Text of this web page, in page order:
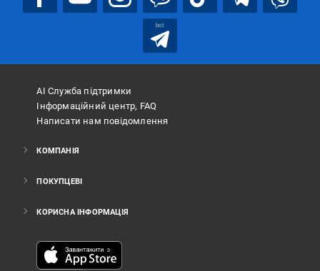
bot
АІ Служба підтримки
Інформаційний центр, FAQ
Написати нам повідомлення
КОМПАНІЯ
ПОКУПЦЕВІ
КОРИСНА ІНФОРМАЦІЯ